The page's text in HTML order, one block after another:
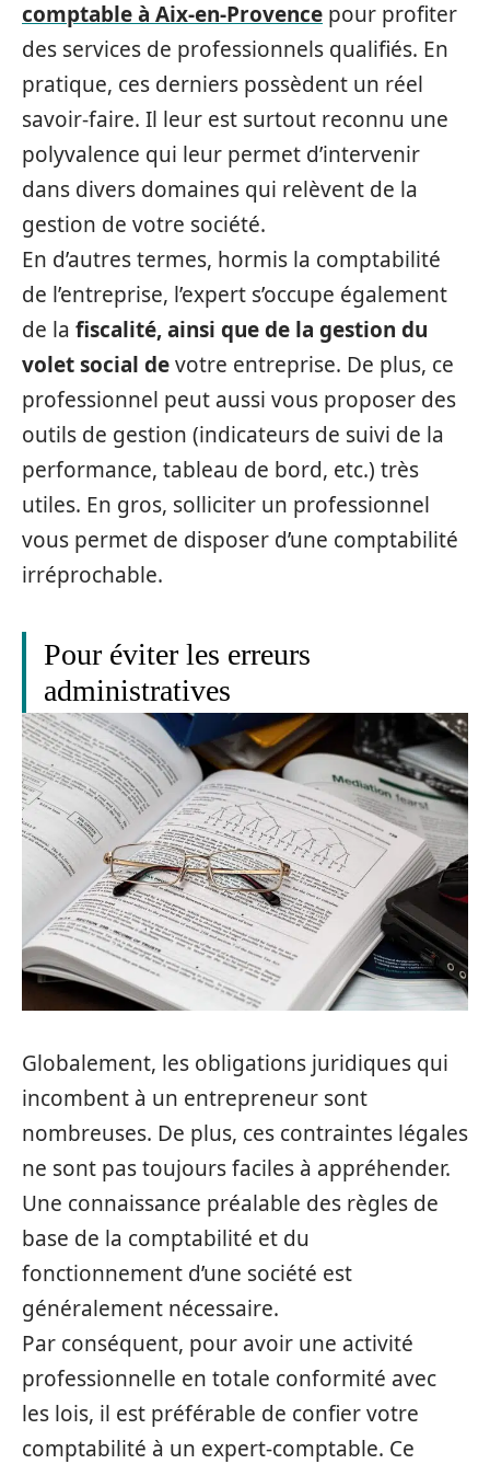
comptable à Aix-en-Provence pour profiter
des services de professionnels qualifiés. En
pratique, ces derniers possèdent un réel
savoir-faire. Il leur est surtout reconnu une
polyvalence qui leur permet d’intervenir
dans divers domaines qui relèvent de la
gestion de votre société.
En d’autres termes, hormis la comptabilité
de l’entreprise, l’expert s’occupe également
de la fiscalité, ainsi que de la gestion du
volet social devotre entreprise. De plus, ce
professionnel peut aussi vous proposer des
outils de gestion (indicateurs de suivi de la
performance, tableau de bord, etc.) très
utiles. En gros, solliciter un professionnel
vous permet de disposer d’une comptabilité
irréprochable.
Pour éviter les erreurs
administratives
Globalement, les obligations juridiques qui
incombent à un entrepreneur sont
nombreuses. De plus, ces contraintes légales
ne sont pas toujours faciles à appréhender.
Une connaissance préalable des règles de
base de la comptabilité et du
fonctionnement d’une société est
généralement nécessaire.
Par conséquent, pour avoir une activité
professionnelle en totale conformité avec
les lois, il est préférable de confier votre
comptabilité à un expert-comptable. Ce